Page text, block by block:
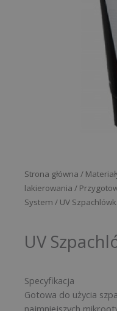
Strona główna /
lakierowania /
System / UV
UV
Specyfikacja
Gotowa do użycia